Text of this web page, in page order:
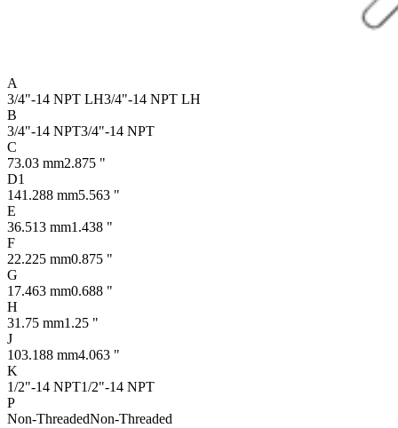
A
3/4"-14 NPT LH3/4"-14 NPT LH
B
3/4"-14 NPT3/4"-14 NPT
C
73.03 mm2.875 "
D1
141.288 mm5.563 "
E
36.513 mm1.438 "
F
22.225 mm0.875 "
G
17.463 mm0.688 "
H
31.75 mm1.25 "
J
103.188 mm4.063 "
K
1/2"-14 NPT1/2"-14 NPT
P
Non-ThreadedNon-Threaded